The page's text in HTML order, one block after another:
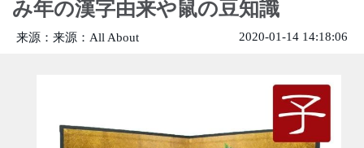
み年の漢字由来や鼠の豆知識
来源：来源：All About 2020-01-14 14:18:06